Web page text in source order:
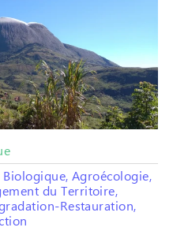
Agroécologie,
du Territoire,
Restauration,